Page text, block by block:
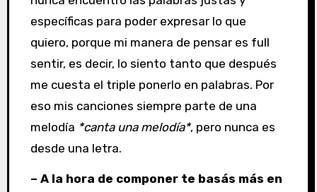
específicas para poder expresar lo que
quiero, porque mi manera de pensar es full
sentir, es decir, lo siento tanto que después
me cuesta el triple ponerlo en palabras. Por
eso mis canciones siempre parte de una
melodía *canta una melodía*, pero nunca es
desde una letra.
– A la hora de componer te basás más en